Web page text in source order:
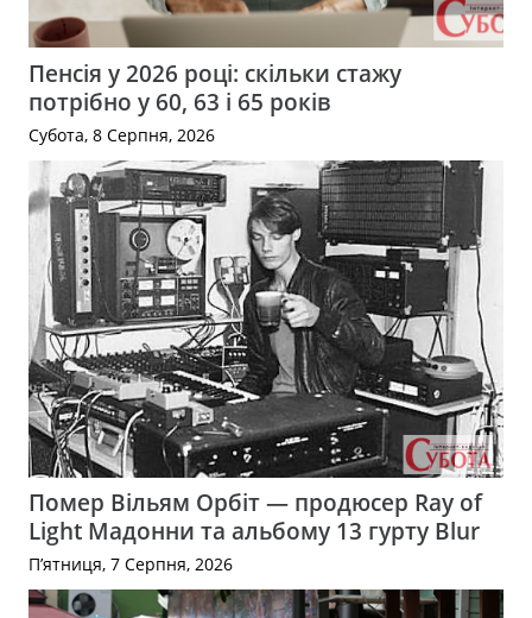
Пенсія у 2026 році: скільки стажу
потрібно у 60, 63 і 65 років
Субота, 8 Серпня, 2026
Помер Вільям Орбіт — продюсер Ray of
Light Мадонни та альбому 13 гурту Blur
П’ятниця, 7 Серпня, 2026